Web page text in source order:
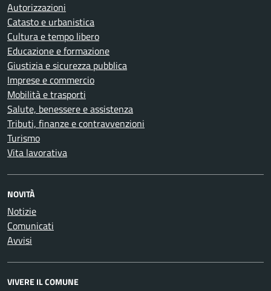
Autorizzazioni
Catasto e urbanistica
Cultura e tempo libero
Educazione e formazione
Giustizia e sicurezza pubblica
Imprese e commercio
Mobilità e trasporti
Salute, benessere e assistenza
Tributi, finanze e contravvenzioni
Turismo
Vita lavorativa
NOVITÀ
Notizie
Comunicati
Avvisi
VIVERE IL COMUNE